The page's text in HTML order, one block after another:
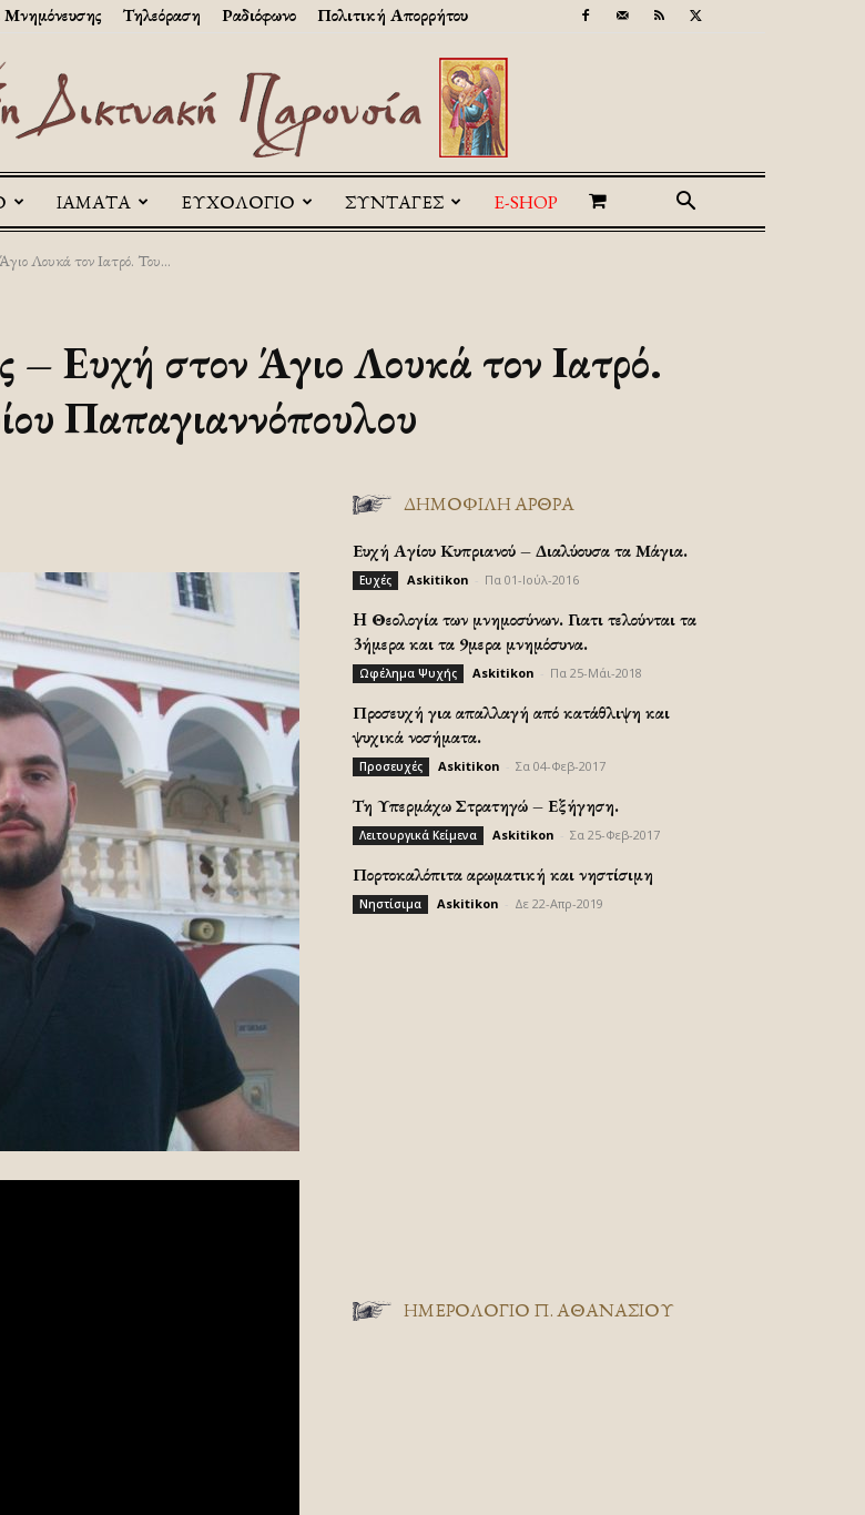
Μνημόνευσης Τηλεόραση Ραδιόφωνο Πολιτική Απορρήτου
Askitikon
ΙΑΜΑΤΑ ΕΥΧΟΛΟΓΙΟ ΣΥΝΤΑΓΕΣ E-SHOP
Λουκά τον Ιατρό. Του...
– Ευχή στον Άγιο Λουκά τον Ιατρό.
Παπαγιαννόπουλου
ΔΗΜΟΦΙΛΗ ΑΡΘΡΑ
Ευχή Αγίου Κυπριανού – Διαλύουσα τα Μάγια.
Ευχές Askitikon Πα 01-Ιούλ-2016
H Θεολογία των μνημοσύνων. Γιατι τελούνται τα
3ήμερα και τα 9μερα μνημόσυνα.
Ωφέλημα Ψυχής Askitikon Πα 25-Μάι-2018
Προσευχή για απαλλαγή από κατάθλιψη και
ψυχικά νοσήματα.
Προσευχές Askitikon Σα 04-Φεβ-2017
Τη Υπερμάχω Στρατηγώ – Εξήγηση.
Λειτουργικά Κείμενα Askitikon Σα 25-Φεβ-2017
Πορτοκαλόπιτα αρωματική και νηστίσιμη
Νηστίσιμα Askitikon Δε 22-Απρ-2019
ΗΜΕΡΟΛΟΓΙΟ Π. ΑΘΑΝΑΣΙΟΥ